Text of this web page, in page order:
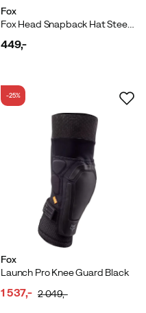
Fox
Fox Head Snapback Hat Steel Grey
449,-
Fox
Launch Pro Knee Guard Black
-25%
1 537,- 2 049,-